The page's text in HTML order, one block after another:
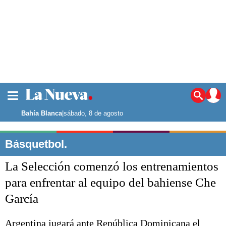
Noticias
La ciudad
Punta Alta
El mundo
Seguridad
Opinión
Liga del Sur
Bahía Blanca|sábado, 8 de agosto
Básquetbol.
La Selección comenzó los entrenamientos
para enfrentar al equipo del bahiense Che
García
Argentina jugará ante República Dominicana el